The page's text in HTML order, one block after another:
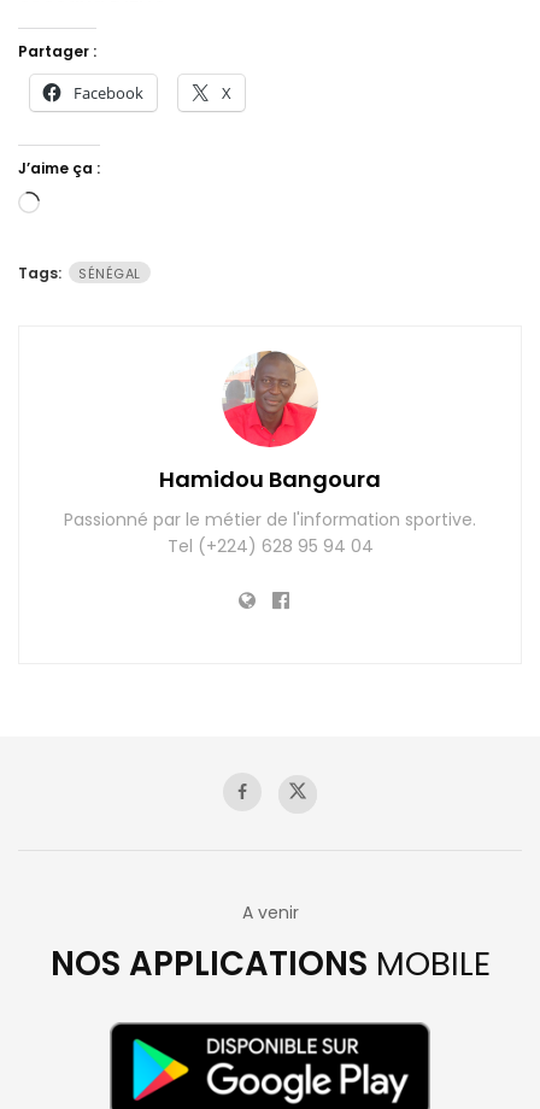
Partager :
Facebook X
J’aime ça :
Chargement…
Tags: SÉNÉGAL
Hamidou Bangoura
Passionné par le métier de l'information sportive.
Tel (+224) 628 95 94 04
A venir
NOS APPLICATIONS MOBILE